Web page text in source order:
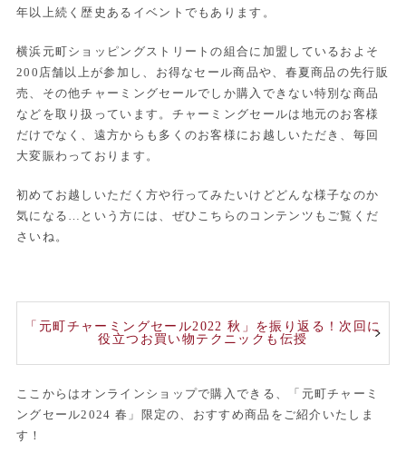
年以上続く歴史あるイベントでもあります。
横浜元町ショッピングストリートの組合に加盟しているおよそ
200店舗以上が参加し、お得なセール商品や、春夏商品の先行販
売、その他チャーミングセールでしか購入できない特別な商品
などを取り扱っています。チャーミングセールは地元のお客様
だけでなく、遠方からも多くのお客様にお越しいただき、毎回
大変賑わっております。
初めてお越しいただく方や行ってみたいけどどんな様子なのか
気になる…という方には、ぜひこちらのコンテンツもご覧くだ
さいね。
「元町チャーミングセール2022 秋」を振り返る！次回に
役立つお買い物テクニックも伝授
ここからはオンラインショップで購入できる、「元町チャーミ
ングセール2024 春」限定の、おすすめ商品をご紹介いたしま
す！